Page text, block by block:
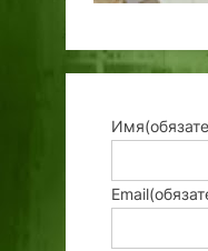
Имя
Email